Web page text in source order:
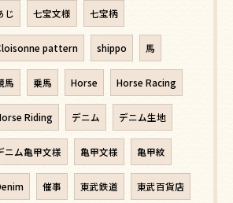
じ 七宝文様 七宝柄
pattern shippo 馬
馬 乗馬 Horse Horse Racing
Riding デニム デニム生地
ニム亀甲文様 亀甲文様 亀甲紋
催事 東武鉄道 東武百貨店